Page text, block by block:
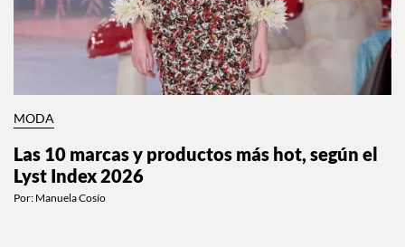
MODA
Las 10 marcas y productos más hot, según el
Lyst Index 2026
Por: Manuela Cosío